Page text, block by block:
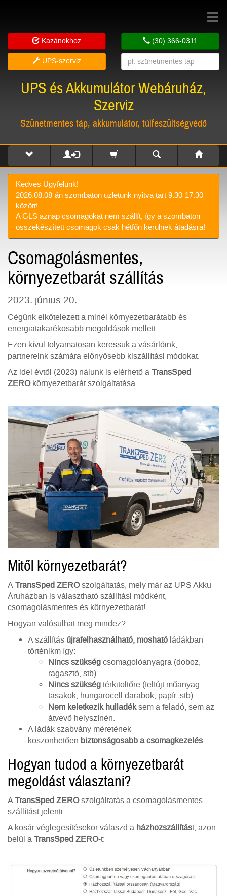
Toggle
Kazánokhoz
UPS-szerviz
(30) 366-0311
UPS és Akkumulátor Webáruház,
Szerviz
Szünetmentes táp, akkumulátor, túlfeszültségvédő
Kedves Ügyfelünk!
2026.08.08-án szombaton üzletünk nyitva tart 9:30-17:30
között!
A GLS aznap csomagokat nem szállít, így a szombaton
összekészített csomagok csak hétfőn kerülnek átadásra!
Csomagolásmentes,
környezetbarát szállítás
2023. június 20.
Cégünk elkötelezett a minél környezetbarátabb és
energiatakarékosabb megoldások mellett.
Ezen kívül folyamatosan keressük a vásárlóink,
partnereink számára előnyösebb kiszállítási módokat.
Az idei évtől (2023) nálunk is elérhető aTransSped
ZEROkörnyezetbarát szolgáltatása.
Mitől környezetbarát?
ATransSped ZEROszolgáltatás, mely már az UPS Akku
Áruházban is választható szállítási módként,
csomagolásmentes és környezetbarát!
Hogyan valósulhat meg mindez?
A szállítás újrafelhasználható, mosható ládákban
történikm így:
Nincs szükség csomagolóanyagra (doboz,
ragasztó, stb).
Nincs szükség térkitöltőre (felfújt műanyag
tasakok, hungarocell darabok, papír, stb).
Nem keletkezik hulladéksem a feladó, sem az
átvevő helyszínén.
A ládák szabvány méretének
köszönhetően biztonságosabb a csomagkezelés.
Hogyan tudod a környezetbarát
megoldást választani?
ATransSped ZEROszolgáltatás a csomagolásmentes
szállítást jelenti.
A kosár véglegesítésekor válaszd a házhozszállítást, azon
belül aTransSped ZERO-t: